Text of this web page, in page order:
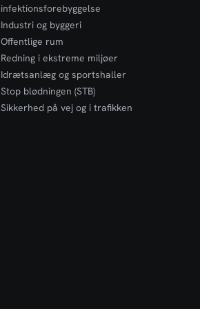
infektionsforebyggelse
Industri og byggeri
Offentlige rum
Redning i ekstreme miljøer
Idrætsanlæg og sportshaller
Stop blødningen (STB)
Sikkerhed på vej og i trafikken